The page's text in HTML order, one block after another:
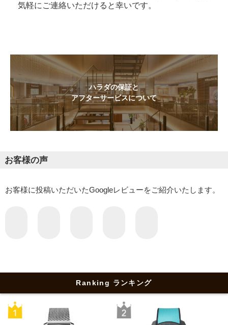
気軽にご連絡いただけると幸いです。
ハラダの保証と
アフターサービスについて
お客様の声
お客様に投稿いただいたGoogleレビューをご紹介いたします。
Ranking ランキング